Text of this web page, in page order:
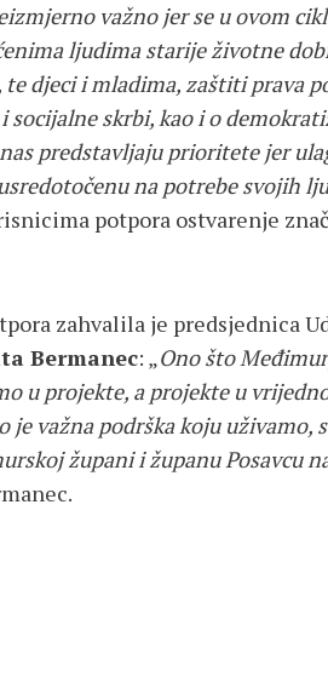
važno jer se u ovom
ljudima starije životne
djeci i mladima, zaštiti prava
socijalne skrbi, kao i o
predstavljaju prioritete jer
na potrebe svojih
potpora ostvarenje
zahvalila je predsjednica
Bermanec: „Ono što
u projekte, a projekte u
je važna podrška koju uživamo,
župani i županu Posavcu